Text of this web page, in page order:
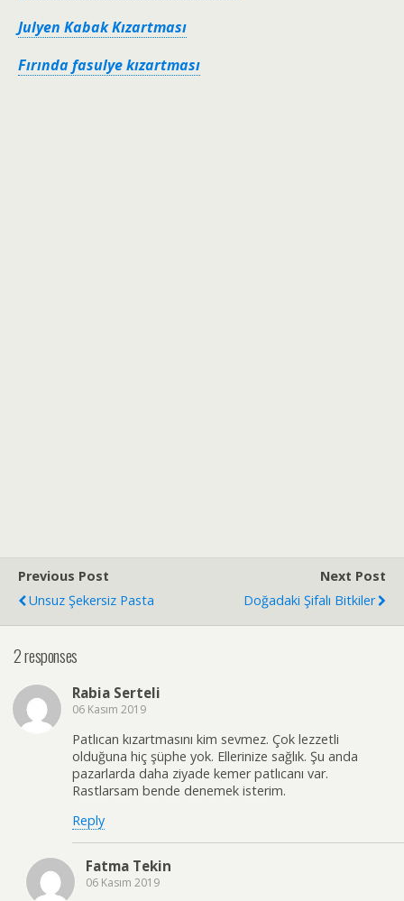
Julyen Kabak Kızartması
Fırında fasulye kızartması
Previous Post
Unsuz Şekersiz Pasta
Next Post
Doğadaki Şifalı Bitkiler
2 responses
Rabia Serteli
06 Kasım 2019
Patlıcan kızartmasını kim sevmez. Çok lezzetli
olduğuna hiç şüphe yok. Ellerinize sağlık. Şu anda
pazarlarda daha ziyade kemer patlıcanı var.
Rastlarsam bende denemek isterim.
Reply
Fatma Tekin
06 Kasım 2019